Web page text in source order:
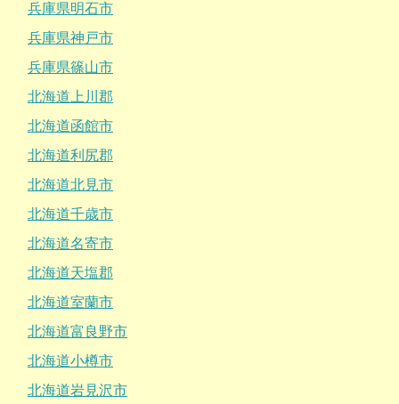
兵庫県明石市
兵庫県神戸市
兵庫県篠山市
北海道上川郡
北海道函館市
北海道利尻郡
北海道北見市
北海道千歳市
北海道名寄市
北海道天塩郡
北海道室蘭市
北海道富良野市
北海道小樽市
北海道岩見沢市